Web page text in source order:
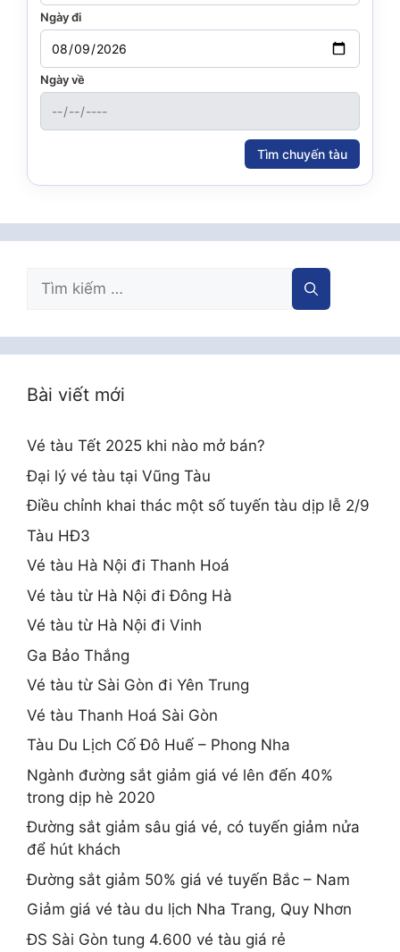
Ngày đi
Ngày về
Tìm chuyến tàu
Tìm
Bài viết mới
Vé tàu Tết 2025 khi nào mở bán?
Đại lý vé tàu tại Vũng Tàu
Điều chỉnh khai thác một số tuyến tàu dịp lễ 2/9
Tàu HĐ3
Vé tàu Hà Nội đi Thanh Hoá
Vé tàu từ Hà Nội đi Đông Hà
Vé tàu từ Hà Nội đi Vinh
Ga Bảo Thắng
Vé tàu từ Sài Gòn đi Yên Trung
Vé tàu Thanh Hoá Sài Gòn
Tàu Du Lịch Cố Đô Huế – Phong Nha
Ngành đường sắt giảm giá vé lên đến 40%
trong dịp hè 2020
Đường sắt giảm sâu giá vé, có tuyến giảm nửa
để hút khách
Đường sắt giảm 50% giá vé tuyến Bắc – Nam
Giảm giá vé tàu du lịch Nha Trang, Quy Nhơn
ĐS Sài Gòn tung 4.600 vé tàu giá rẻ